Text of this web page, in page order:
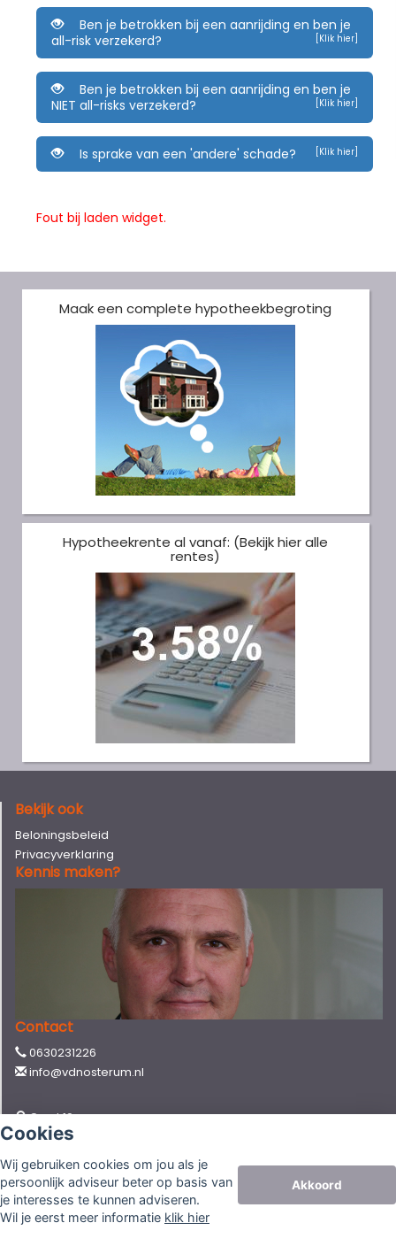
Cookies
Wij gebruiken cookies om jou als je
persoonlijk adviseur beter op basis van
je interesses te kunnen adviseren.
Wil je eerst meer informatie klik hier
Akkoord
Ben je betrokken bij een aanrijding en ben je
all-risk verzekerd?
[Klik hier]
Ben je betrokken bij een aanrijding en ben je
NIET all-risks verzekerd?
[Klik hier]
Is sprake van een 'andere' schade? [Klik hier]
Fout bij laden widget.
Maak een complete hypotheekbegroting
Hypotheekrente al vanaf: (Bekijk hier alle
rentes)
Bekijk ook
Beloningsbeleid
Privacyverklaring
Kennis maken?
Contact
0630231226
info@vdnosterum.nl
Gerst 19
5731 LJ MIERLO
© CopyrightAssupport BV2026 | Sitemap